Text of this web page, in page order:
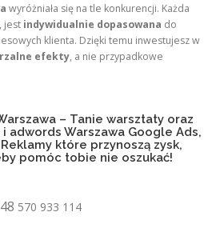
wyróżniała się na tle konkurencji. Każda
jest indywidualnie dopasowana do
klienta. Dzięki temu inwestujesz w
efekty, a nie przypadkowe
– Tanie warsztaty oraz
i adwords Warszawa Google Ads,
które przynoszą zysk,
pomóc tobie nie oszukać!
570 933 114